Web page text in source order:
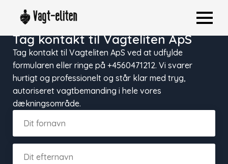
Tag kontakt til Vagteliten ApS
Tag kontakt til Vagteliten ApS ved at udfylde
formularen eller ringe på +4560471212. Vi svarer
hurtigt og professionelt og står klar med tryg,
autoriseret vagtbemanding i hele vores
dækningsområde.